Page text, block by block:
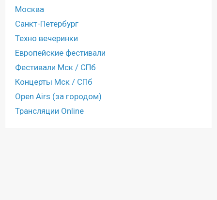
Москва
Санкт-Петербург
Техно вечеринки
Европейские фестивали
Фестивали Мск / СПб
Концерты Мск / СПб
Open Airs (за городом)
Трансляции Online